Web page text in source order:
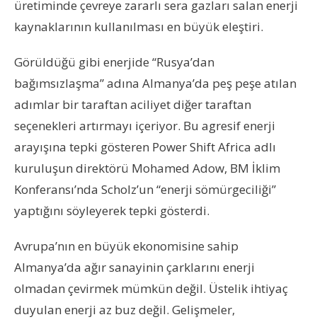
üretiminde çevreye zararlı sera gazları salan enerji
kaynaklarının kullanılması en büyük eleştiri.
Görüldüğü gibi enerjide “Rusya’dan
bağımsızlaşma” adına Almanya’da peş peşe atılan
adımlar bir taraftan aciliyet diğer taraftan
seçenekleri artırmayı içeriyor. Bu agresif enerji
arayışına tepki gösteren Power Shift Africa adlı
kuruluşun direktörü Mohamed Adow, BM İklim
Konferansı’nda Scholz’un “enerji sömürgeciliği”
yaptığını söyleyerek tepki gösterdi.
Avrupa’nın en büyük ekonomisine sahip
Almanya’da ağır sanayinin çarklarını enerji
olmadan çevirmek mümkün değil. Üstelik ihtiyaç
duyulan enerji az buz değil. Gelişmeler,